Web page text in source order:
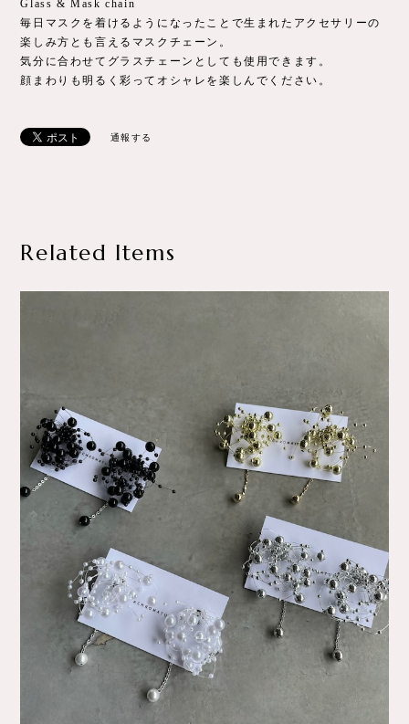
Glass & Mask chain
毎日マスクを着けるようになったことで生まれたアクセサリーの
楽しみ方とも言えるマスクチェーン。
気分に合わせてグラスチェーンとしても使用できます。
顔まわりも明るく彩ってオシャレを楽しんでください。
通報する
Related Items